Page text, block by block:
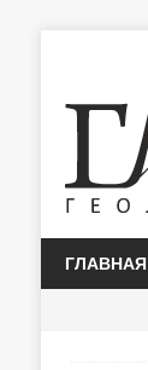
ГЛАВНАЯ